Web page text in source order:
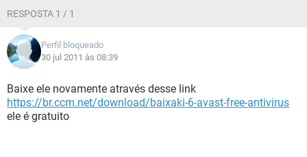
RESPOSTA 1 / 1
Perfil bloqueado
30 jul 2011 às 08:39
Baixe ele novamente através desse link
https://br.ccm.net/download/baixaki-6-avast-free-antivirus
ele é gratuito